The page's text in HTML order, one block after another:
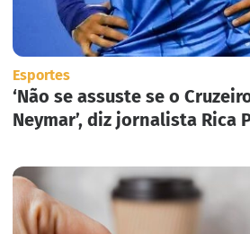
Esportes
‘Não se assuste se o
Neymar’, diz jornalista Rica